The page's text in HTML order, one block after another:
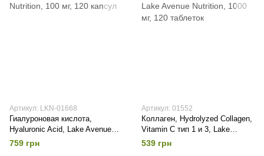
Артикул: LKN-01668
Гиалуроновая кислота,
Hyaluronic Acid, Lake Avenue
Nutrition, 100 мг, 120 капсул
759 грн
Артикул: 01552
Коллаген, Hydrolyzed Collagen,
Vitamin C тип 1 и 3, Lake
Avenue Nutrition, 1000 мг, 120
таблеток
539 грн